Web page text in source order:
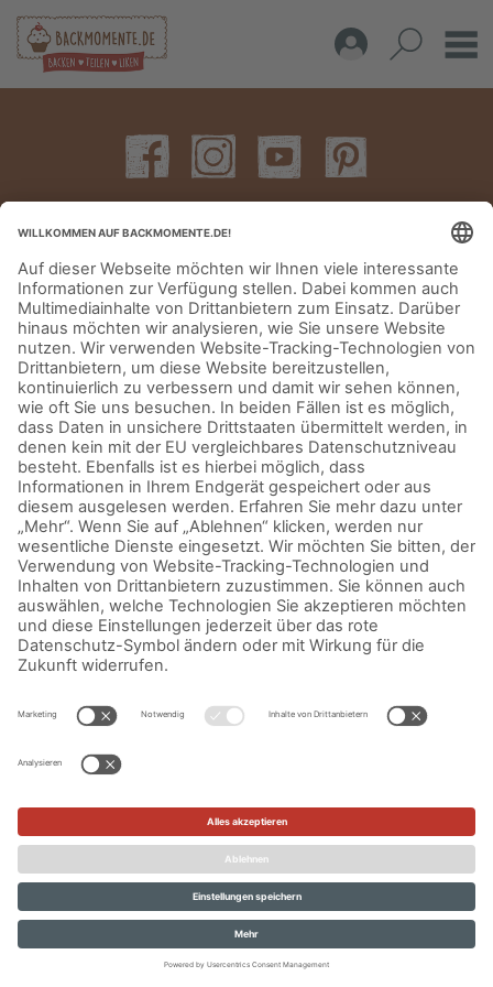
IMPRESSUM DATENSCHUTZERKLÄRUNG AGB KONTAKT
© Aurora Mühlen GmbH - Trettaustraße 49 – D-21107 Hamburg